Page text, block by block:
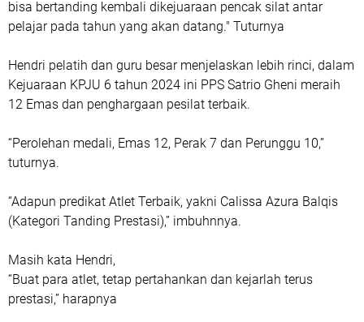
bisa bertanding kembali dikejuaraan pencak silat antar
pelajar pada tahun yang akan datang." Tuturnya
Hendri pelatih dan guru besar menjelaskan lebih rinci, dalam
Kejuaraan KPJU 6 tahun 2024 ini PPS Satrio Gheni meraih
12 Emas dan penghargaan pesilat terbaik.
“Perolehan medali, Emas 12, Perak 7 dan Perunggu 10,”
tuturnya.
“Adapun predikat Atlet Terbaik, yakni Calissa Azura Balqis
(Kategori Tanding Prestasi),” imbuhnnya.
Masih kata Hendri,
“Buat para atlet, tetap pertahankan dan kejarlah terus
prestasi,” harapnya